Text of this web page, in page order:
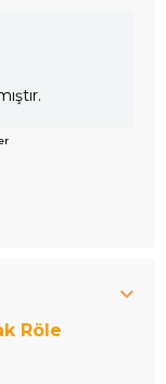
Röle